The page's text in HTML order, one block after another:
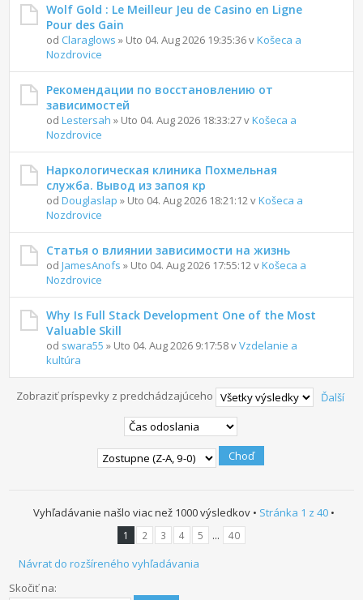
Wolf Gold : Le Meilleur Jeu de Casino en Ligne
Pour des Gain
od Claraglows » Uto 04. Aug 2026 19:35:36 vKošeca a
Nozdrovice
Рекомендации по восстановлению от
зависимостей
odLestersah » Uto 04. Aug 2026 18:33:27 vKošeca a
Nozdrovice
Наркологическая клиника Похмельная
служба. Вывод из запоя кр
odDouglaslap » Uto 04. Aug 2026 18:21:12 vKošeca a
Nozdrovice
Статья о влиянии зависимости на жизнь
odJamesAnofs » Uto 04. Aug 2026 17:55:12 vKošeca a
Nozdrovice
Why Is Full Stack Development One of the Most
Valuable Skill
od swara55 » Uto 04. Aug 2026 9:17:58 vVzdelanie a
kultúra
Ďalší
Zobraziť príspevky z predchádzajúceho
Vyhľadávanie našlo viac než 1000 výsledkov • Stránka 1 z 40•
1 2 3 4 5 ... 40
Návrat do rozšíreného vyhľadávania
Skočiť na: